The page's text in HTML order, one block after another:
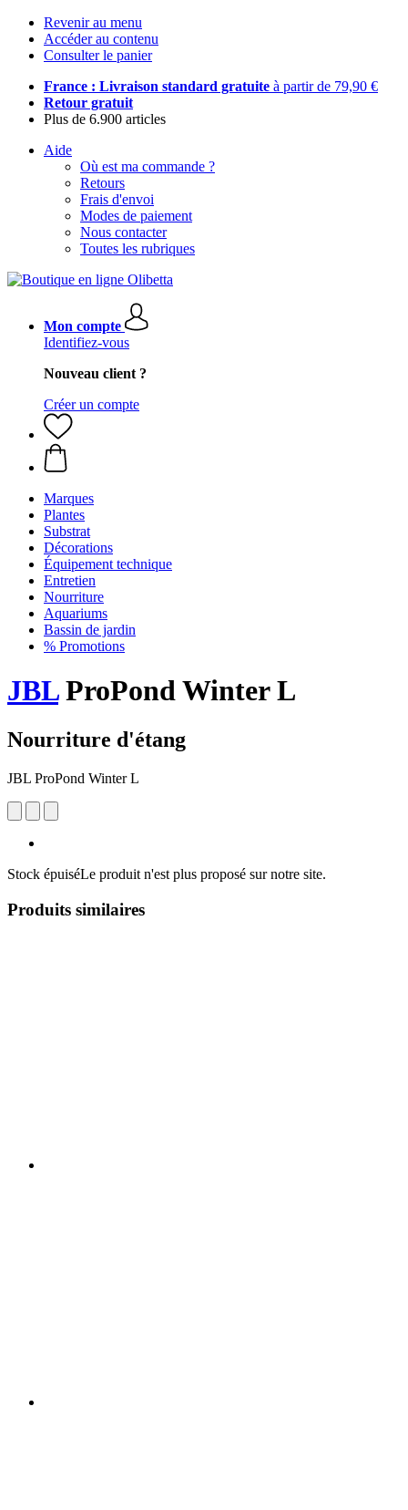
Revenir au menu
Accéder au contenu
Consulter le panier
France : Livraison standard gratuite à partir de 79,90 €
Retour gratuit
Plus de 6.900 articles
Aide
Où est ma commande ?
Retours
Frais d'envoi
Modes de paiement
Nous contacter
Toutes les rubriques
Mon compte
Identifiez-vous
Nouveau client ?
Créer un compte
Marques
Plantes
Substrat
Décorations
Équipement technique
Entretien
Nourriture
Aquariums
Bassin de jardin
% Promotions
JBLProPond Winter L
Nourriture d'étang
JBL ProPond Winter L
Stock épuiséLe produit n'est plus proposé sur notre site.
Produits similaires